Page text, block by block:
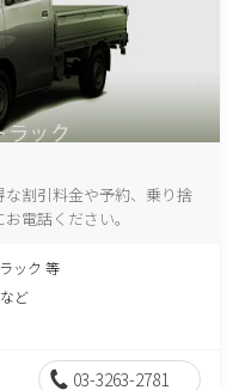
割引料金や予約、乗り捨
電話ください。
ック 等
ど
03-3263-2781